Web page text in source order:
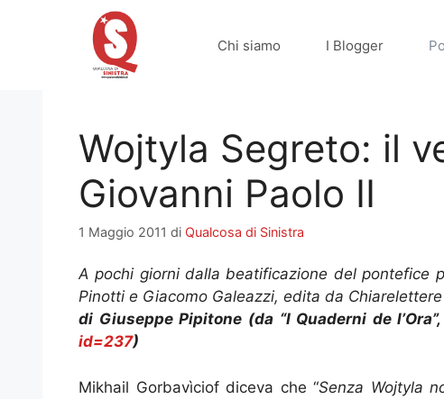
Chi siamo I Blogger
Wojtyla Segreto: il
Giovanni Paolo II
1 Maggio 2011 di Qualcosa di Sinistra
A pochi giorni dalla beatificazione del pontefice
Pinotti e Giacomo Galeazzi, edita da
di Giuseppe Pipitone (da “I Quaderni de l’Ora”,
id=237)
Mikhail Gorbavìciof diceva che “Senza Wojtyla